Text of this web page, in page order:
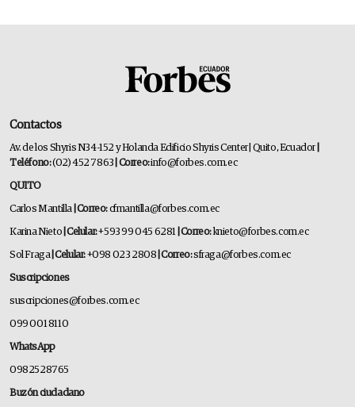
Contactos
Av. de los Shyris N34-152 y Holanda Edificio Shyris Center | Quito, Ecuador
Teléfono:(02) 452 7863 | Correo:info@forbes.com.ec
QUITO
Carlos Mantilla | Correo:cfmantilla@forbes.com.ec
Karina Nieto | Celular:+593 99 045 6281 | Correo: knieto@forbes.com.ec
Sol Fraga | Celular:+098 023 2808 | Correo:sfraga@forbes.com.ec
Suscripciones
suscripciones@forbes.com.ec
099 001 8110
WhatsApp
0982528765
Buzón ciudadano